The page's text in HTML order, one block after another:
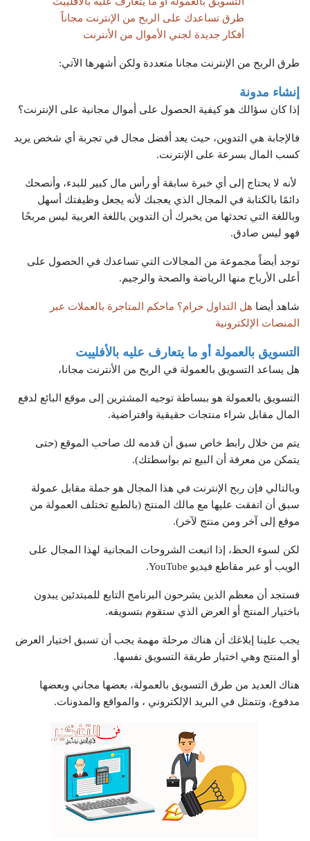
طرق تساعدك على الربح من الإنترنت مجاناً
أفكار جديدة لجني الأموال من الأنترنت
طرق الربح من الإنترنت مجانا متعددة ولكن أشهرها الآتي:
إنشاء مدونة
إذا كان سؤالك هو كيفية الحصول على أموال مجانية على الإنترنت؟
فالإجابة هي التدوين، حيث يعد أفضل مجال في تجربة أي شخص يريد
كسب المال بسرعة على الإنترنت.
لأنه لا يحتاج إلى أي خبرة سابقة أو رأس مال كبير للبدء، وأنصحك
دائمًا بالكتابة في المجال الذي يعجبك لأنه يجعل وظيفتك أسهل
وباللغة التي تحدثها من يخبرك أن التدوين باللغة العربية ليس مربحًا
فهو ليس صادق.
توجد أيضاً مجموعة من المجالات التي تساعدك في الحصول على
أعلى الأرباح منها الرياضة والصحة والرجيم.
شاهد أيضا هل التداول حرام؟ ماحكم المتاجرة بالعملات عبر
المنصات الإلكترونية
التسويق بالعمولة أو ما يتعارف عليه بالأفلييت
هل يساعد التسويق بالعمولة في الربح من الأنترنت مجانا،
التسويق بالعمولة هو ببساطة توجيه المشترين إلى موقع البائع لدفع
المال مقابل شراء منتجات حقيقية وافتراضية.
يتم من خلال رابط خاص سبق أن قدمه لك صاحب الموقع (حتى
يتمكن من معرفة أن البيع تم بواسطتك).
وبالتالي فإن ربح الإنترنت في هذا المجال هو جملة مقابل عمولة
سبق أن اتفقت عليها مع مالك المنتج (بالطبع تختلف العمولة من
موقع إلى آخر ومن منتج لآخر).
لكن لسوء الحظ، إذا اتبعت الشروحات المجانية لهذا المجال على
الويب أو عبر مقاطع فيديو YouTube.
فستجد أن معظم الذين يشرحون البرنامج التابع للمبتدئين يبدون
باختيار المنتج أو العرض الذي ستقوم بتسويقه.
يجب علينا إبلاغك أن هناك مرحلة مهمة يجب أن تسبق اختيار العرض
أو المنتج وهي اختيار طريقة التسويق نفسها.
هناك العديد من طرق التسويق بالعمولة، بعضها مجاني وبعضها
مدفوع، وتتمثل في البريد الإلكتروني ، والمواقع والمدونات.